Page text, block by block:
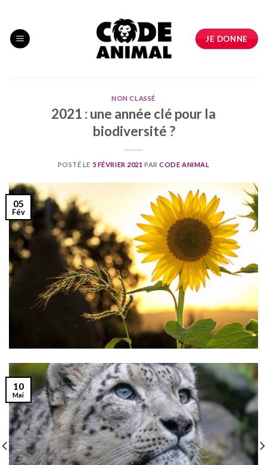
content
JE DONNE
NON CLASSÉ
2021 : une année clé pour la
biodiversité ?
POSTÉ LE 5 FÉVRIER 2021 PARCODE ANIMAL
05
Fév
10
Mai